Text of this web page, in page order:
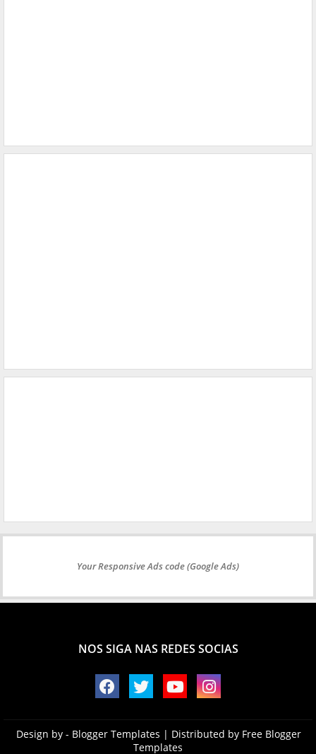
Your Responsive Ads code (Google Ads)
NOS SIGA NAS REDES SOCIAS
Design by - Blogger Templates | Distributed by Free Blogger
Templates